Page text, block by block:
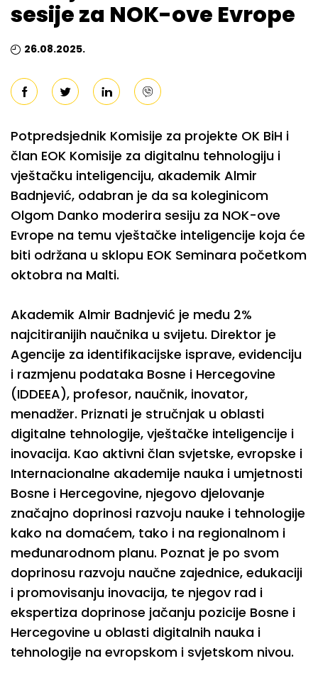
sesije za NOK-ove Evrope
26.08.2025.
Potpredsjednik Komisije za projekte OK BiH i
član EOK Komisije za digitalnu tehnologiju i
vještačku inteligenciju, akademik Almir
Badnjević, odabran je da sa koleginicom
Olgom Danko moderira sesiju za NOK-ove
Evrope na temu vještačke inteligencije koja će
biti održana u sklopu EOK Seminara početkom
oktobra na Malti.
Akademik Almir Badnjević je među 2%
najcitiranijih naučnika u svijetu. Direktor je
Agencije za identifikacijske isprave, evidenciju
i razmjenu podataka Bosne i Hercegovine
(IDDEEA), profesor, naučnik, inovator,
menadžer. Priznati je stručnjak u oblasti
digitalne tehnologije, vještačke inteligencije i
inovacija. Kao aktivni član svjetske, evropske i
Internacionalne akademije nauka i umjetnosti
Bosne i Hercegovine, njegovo djelovanje
značajno doprinosi razvoju nauke i tehnologije
kako na domaćem, tako i na regionalnom i
međunarodnom planu. Poznat je po svom
doprinosu razvoju naučne zajednice, edukaciji
i promovisanju inovacija, te njegov rad i
ekspertiza doprinose jačanju pozicije Bosne i
Hercegovine u oblasti digitalnih nauka i
tehnologije na evropskom i svjetskom nivou.